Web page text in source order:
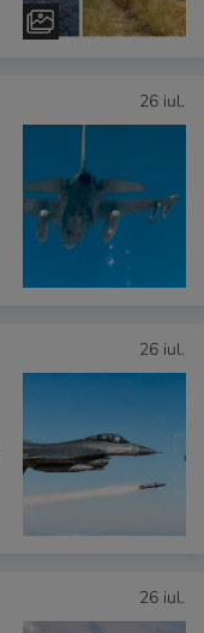
26 iul.
26 iul.
26 iul.